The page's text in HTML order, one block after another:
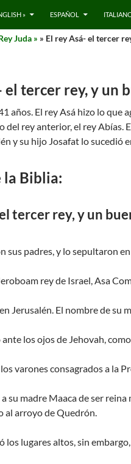
» ESPAÑOL
Juda » » El rey Asá- el tercer
el tercer rey, y un
años. El rey Asá hizo lo que
del rey anterior, el rey Abías.
y su hijo Josafat lo sucedió
la Biblia:
tercer rey, y un
sus padres, y lo sepultaron
rey de Israel, Asa
Jerusalén. El nombre de su
los ojos de Jehovah,
varones consagrados a la
su madre Maaca de ser
al arroyo de Quedrón.
lugares altos, sin